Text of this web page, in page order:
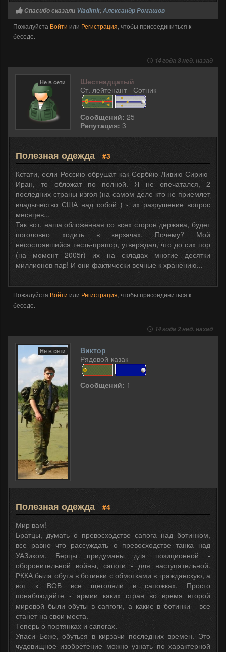
Спасибо сказали Vladimir, Александр Ромашов
Пожалуйста Войти или Регистрация, чтобы присоединиться к
беседе.
14 года 3 нед. назад
Не в сети
Шестнадцатый
Ст. лейтенант - Сотник
Сообщений: 25
Репутация: 3
Полезная одежда
#3
Кстати, если Россию обрушат как Сербию-Ливию-Сирию-
Иран, то обложат по полной. Я не опечатался, 2
последних страны-изгоя (на самом деле кто не приемлет
владычество США над собой ) - их разрушение вопрос
месяцев...
Так вот, наша обложенная со всех сторон держава, будет
поголовно ходить в керзачах. Почему? Мой
несостоявшийся тесть-прапор, утверждал, что до сих пор
(на момент 2005г) их на складах многие десятки
миллионов пар! И они фактически вечные к хранению...
Пожалуйста Войти или Регистрация, чтобы присоединиться к
беседе.
14 года 2 нед. назад
Не в сети
Виктор
Рядовой-казак
Сообщений: 1
Полезная одежда
#4
Мир вам!
Братцы, думать о превосходстве сапога над ботинком,
все равно что рассуждать о превосходстве танка над
УАЗиком. Берцы придуманы для позиционной -
оборонительной войны, сапоги - для наступательной.
РККА была обута в ботинки с обмотками в гражданскую, а
вот к ВОВ все щеголяли в сапожках. Просто
понаблюдайте - армии каких стран во время второй
мировой были обуты в сапгоги, а какие в ботинки - все
станет на свои места.
Теперь о портянках и сапогах.
Упаси Боже, обуться в кирзачи последних времен. Это
чудовищное изобретение можно узнать по характерной